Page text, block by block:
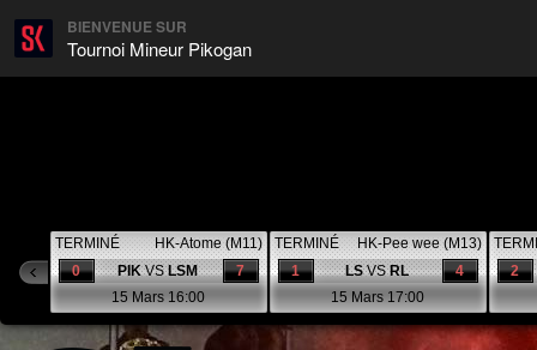
BIENVENUE SUR
Tournoi Mineur Pikogan
TERMINÉ
HK-Atome (M11)
7
0 PIKVSLSM
15 Mars 16:00
TERMINÉ
HK-Pee wee (M13)
4
1 LSVSRL
15 Mars 17:00
2